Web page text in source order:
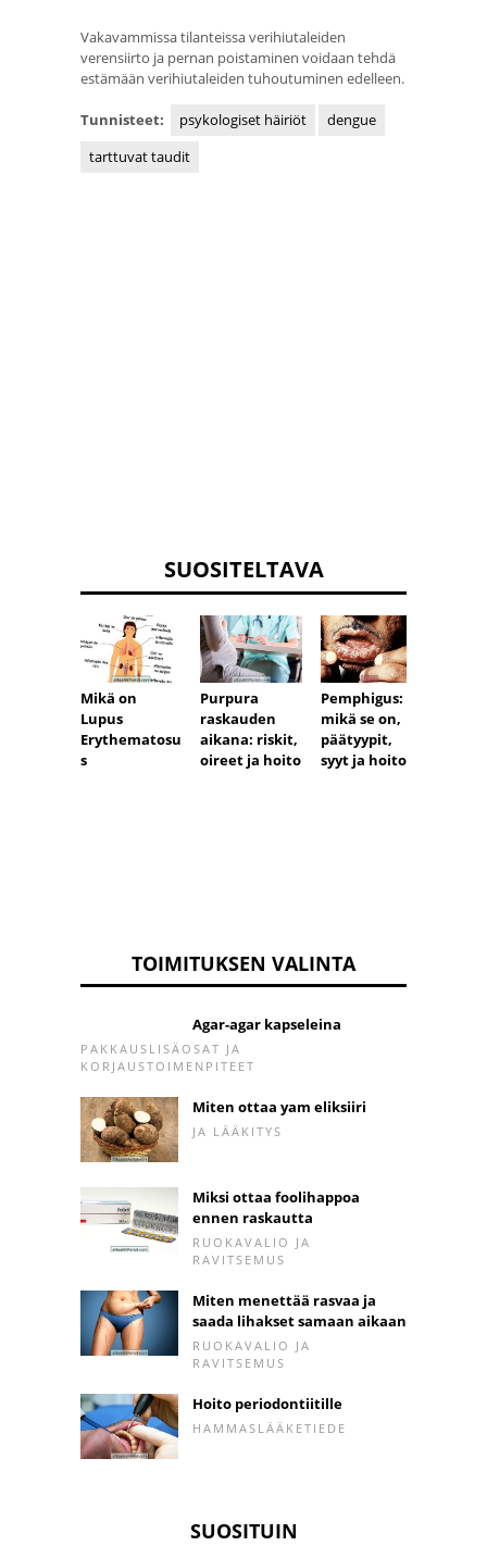
Vakavammissa tilanteissa verihiutaleiden
verensiirto ja pernan poistaminen voidaan tehdä
estämään verihiutaleiden tuhoutuminen edelleen.
Tunnisteet: psykologiset häiriöt
dengue
tarttuvat taudit
SUOSITELTAVA
Mikä on
Lupus
Erythematosu
s
Purpura
raskauden
aikana: riskit,
oireet ja hoito
Pemphigus:
mikä se on,
päätyypit,
syyt ja hoito
TOIMITUKSEN VALINTA
Agar-agar kapseleina
PAKKAUSLISÄOSAT JA
KORJAUSTOIMENPITEET
Miten ottaa yam eliksiiri
JA LÄÄKITYS
Miksi ottaa foolihappoa
ennen raskautta
RUOKAVALIO JA
RAVITSEMUS
Miten menettää rasvaa ja
saada lihakset samaan aikaan
RUOKAVALIO JA
RAVITSEMUS
Hoito periodontiitille
HAMMASLÄÄKETIEDE
SUOSITUIN